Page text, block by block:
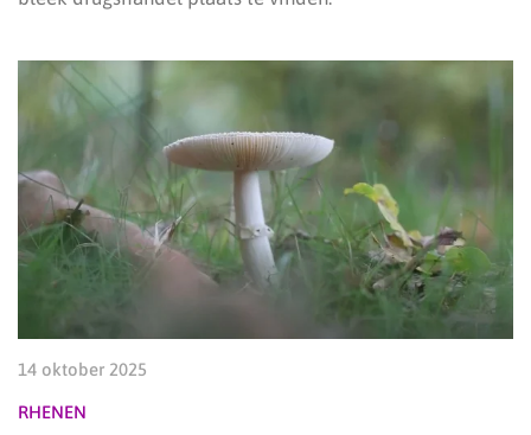
14 oktober 2025
RHENEN